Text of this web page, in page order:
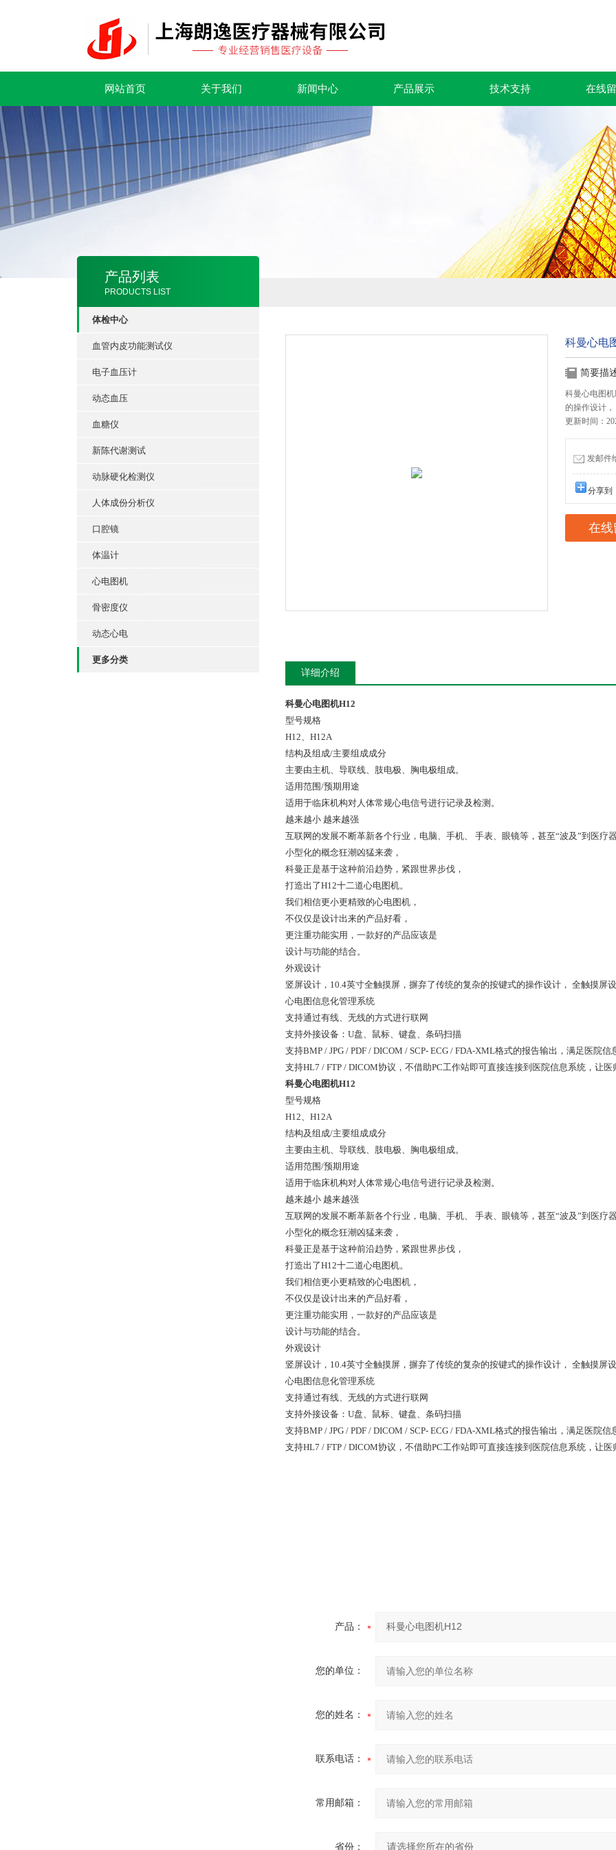
网站首页 关于我们 新闻中心 产品展示 技术支持 在线
产品列表
PRODUCTS LIST
体检中心
血管内皮功能测试仪
电子血压计
动态血压
血糖仪
新陈代谢测试
动脉硬化检测仪
人体成份分析仪
口腔镜
体温计
心电图机
骨密度仪
动态心电
更多分类
科曼心电
简要描
科曼心电图
的操作设计
更新时间：
发邮件
分享到
在线
详细介绍
科曼心电图机H12
型号规格
H12、H12A
结构及组成/主要组成成分
主要由主机、导联线、肢电极、胸电极组成。
适用范围/预期用途
适用于临床机构对人体常规心电信号进行记录及检测。
越来越小 越来越强
互联网的发展不断革新各个行业，电脑、手机、 手表、眼镜等，甚至“波及”到医疗器
小型化的概念狂潮凶猛来袭，
科曼正是基于这种前沿趋势，紧跟世界步伐，
打造出了H12十二道心电图机。
我们相信更小更精致的心电图机，
不仅仅是设计出来的产品好看，
更注重功能实用，一款好的产品应该是
设计与功能的结合。
外观设计
竖屏设计，10.4英寸全触摸屏，摒弃了传统的复杂的按键式的操作设计， 全触摸屏
心电图信息化管理系统
支持通过有线、无线的方式进行联网
支持外接设备：U盘、鼠标、键盘、条码扫描
支持BMP / JPG / PDF / DICOM / SCP- ECG / FDA-XML格式的报告输出，满足医院信
支持HL7 / FTP / DICOM协议，不借助PC工作站即可直接连接到医院信息系统，让
科曼心电图机H12
型号规格
H12、H12A
结构及组成/主要组成成分
主要由主机、导联线、肢电极、胸电极组成。
适用范围/预期用途
适用于临床机构对人体常规心电信号进行记录及检测。
越来越小 越来越强
互联网的发展不断革新各个行业，电脑、手机、 手表、眼镜等，甚至“波及”到医疗器
小型化的概念狂潮凶猛来袭，
科曼正是基于这种前沿趋势，紧跟世界步伐，
打造出了H12十二道心电图机。
我们相信更小更精致的心电图机，
不仅仅是设计出来的产品好看，
更注重功能实用，一款好的产品应该是
设计与功能的结合。
外观设计
竖屏设计，10.4英寸全触摸屏，摒弃了传统的复杂的按键式的操作设计， 全触摸屏
心电图信息化管理系统
支持通过有线、无线的方式进行联网
支持外接设备：U盘、鼠标、键盘、条码扫描
支持BMP / JPG / PDF / DICOM / SCP- ECG / FDA-XML格式的报告输出，满足医院信
支持HL7 / FTP / DICOM协议，不借助PC工作站即可直接连接到医院信息系统，让
产品：
您的单位：
您的姓名：
联系电话：
常用邮箱：
省份：